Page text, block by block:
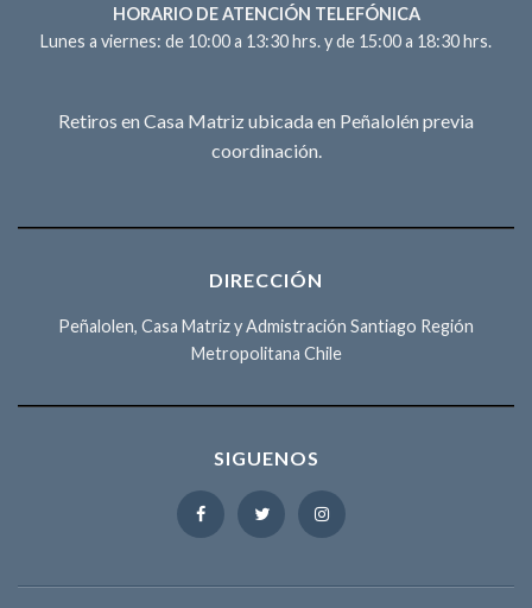
HORARIO DE ATENCIÓN TELEFÓNICA
Lunes a viernes: de 10:00 a 13:30 hrs. y de 15:00 a 18:30 hrs.
Retiros en Casa Matriz ubicada en Peñalolén previa
coordinación.
DIRECCIÓN
Peñalolen, Casa Matriz y Admistración Santiago Región
Metropolitana Chile
SIGUENOS